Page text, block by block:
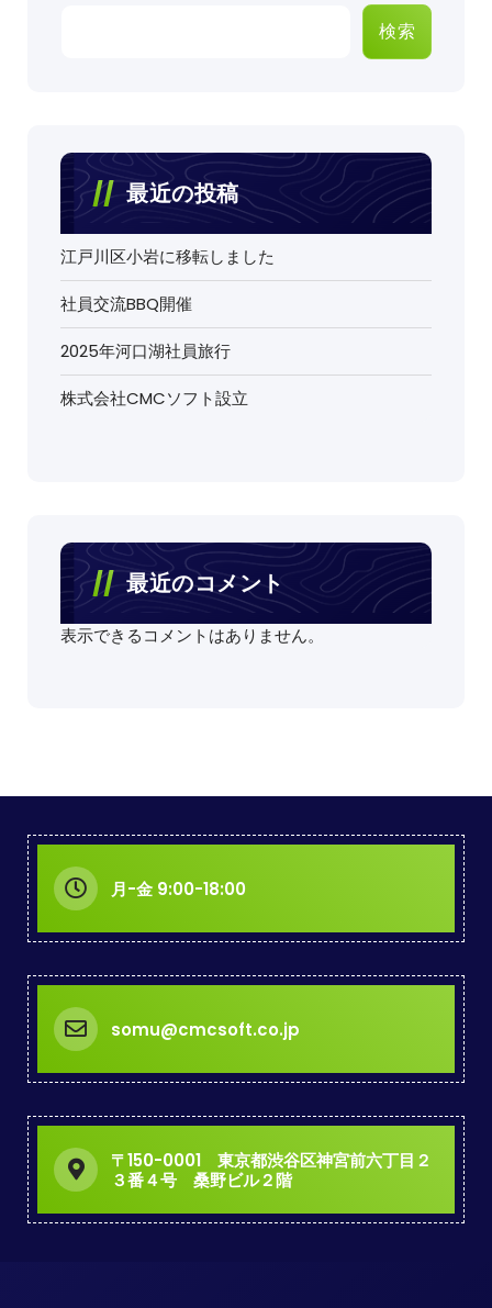
検索
最近の投稿
江戸川区小岩に移転しました
社員交流BBQ開催
2025年河口湖社員旅行
株式会社CMCソフト設立
最近のコメント
表示できるコメントはありません。
月-金 9:00-18:00
somu@cmcsoft.co.jp
〒150-0001 東京都渋谷区神宮前六丁目２
３番４号 桑野ビル２階